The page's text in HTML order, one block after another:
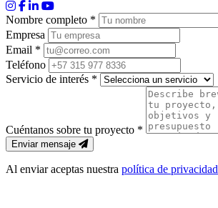
Nombre completo *
Empresa
Email *
Teléfono
Servicio de interés *
Cuéntanos sobre tu proyecto *
Enviar mensaje
Al enviar aceptas nuestra política de privacidad